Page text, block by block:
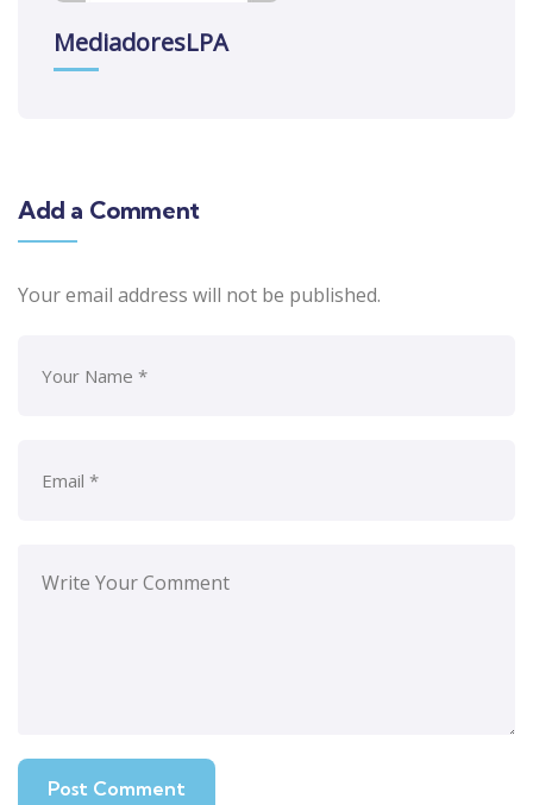
MediadoresLPA
Add a Comment
Your email address will not be published.